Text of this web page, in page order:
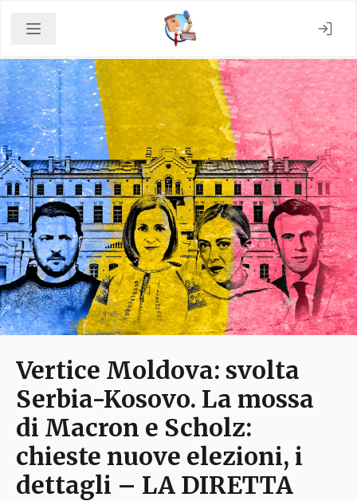
Vertice Moldova: svolta
Serbia-Kosovo. La mossa
di Macron e Scholz:
chieste nuove elezioni, i
dettagli – LA DIRETTA